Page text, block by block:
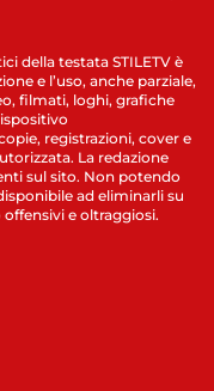
della testata STILETV è
e l’uso, anche parziale,
filmati, loghi, grafiche
registrazioni, cover e
La redazione
sul sito. Non potendo
ad eliminarli su
e oltraggiosi.